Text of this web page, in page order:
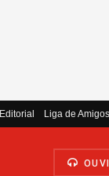
Editorial Liga de Amigos